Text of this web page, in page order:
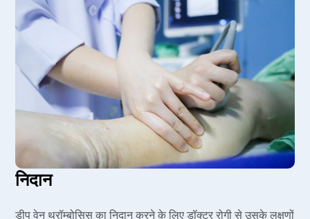
निदान
डीप वेन थ्रॉम्बोसिस का निदान करने के लिए डॉक्टर रोगी से उसके लक्षणों